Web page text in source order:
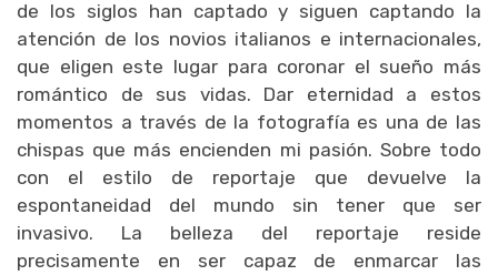
de los siglos han captado y siguen captando la
atención de los novios italianos e internacionales,
que eligen este lugar para coronar el sueño más
romántico de sus vidas. Dar eternidad a estos
momentos a través de la fotografía es una de las
chispas que más encienden mi pasión. Sobre todo
con el estilo de reportaje que devuelve la
espontaneidad del mundo sin tener que ser
invasivo. La belleza del reportaje reside
precisamente en ser capaz de enmarcar las